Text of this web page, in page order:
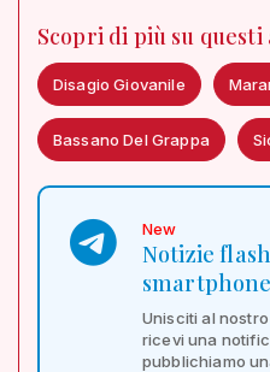
Scopri di più su
Disagio Giovanile
Bassano Del Grappa
New
Notizie
smartphone
Unisciti al
ricevi una
pubblichiamo